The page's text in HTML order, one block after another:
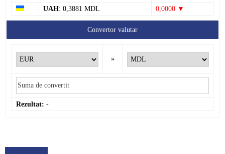
UAH: 0,3881 MDL 0,0000 ▼
Convertor valutar
»
Rezultat: -